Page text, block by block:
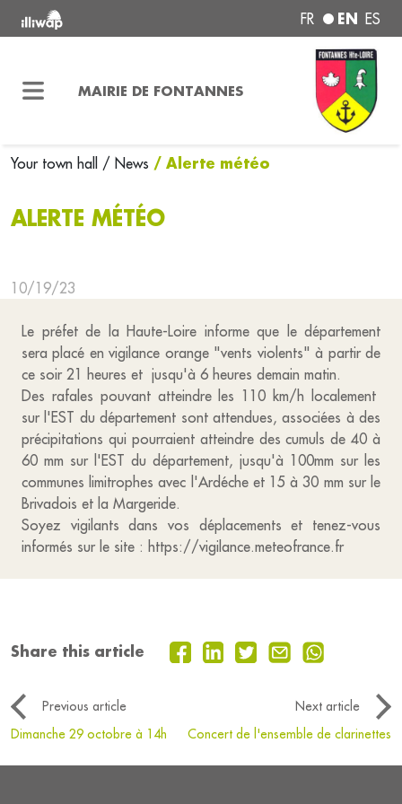
FR EN ES
MAIRIE DE FONTANNES
Your town hall / News / Alerte météo
ALERTE MÉTÉO
10/19/23
Le préfet de la Haute-Loire informe que le département
sera placé en vigilance orange "vents violents" à partir de
ce soir 21 heures et jusqu'à 6 heures demain matin.
Des rafales pouvant atteindre les 110 km/h localement
sur l'EST du département sont attendues, associées à des
précipitations qui pourraient atteindre des cumuls de 40 à
60 mm sur l'EST du département, jusqu'à 100mm sur les
communes limitrophes avec l'Ardéche et 15 à 30 mm sur le
Brivadois et la Margeride.
Soyez vigilants dans vos déplacements et tenez-vous
informés sur le site : https://vigilance.meteofrance.fr
Share this article
Previous article
Next article
Dimanche 29 octobre à 14h
Concert de l'ensemble de clarinettes